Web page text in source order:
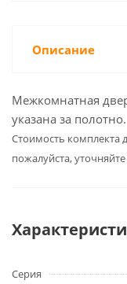
Описание
Межкомнатная
указана за полотно.
Cтоимость комплекта
пожалуйста,
Серия